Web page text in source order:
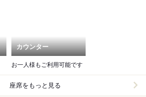
カウンター
お一人様もご利用可能です
座席をもっと見る